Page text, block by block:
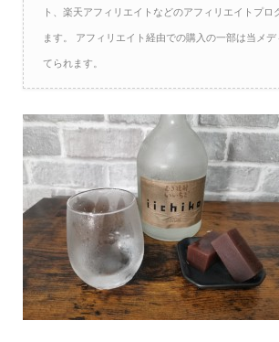
ト、楽天アフィリエイトなどのアフィリエイトプロ
ます。 アフィリエイト経由での購入の一部は当メ
てられます。